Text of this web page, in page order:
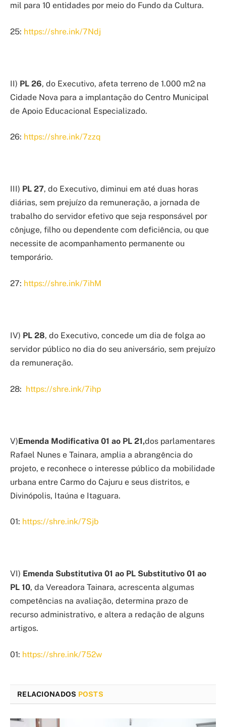
mil para 10 entidades por meio do Fundo da Cultura.
25: https://shre.ink/7Ndj
II) PL 26, do Executivo, afeta terreno de 1.000 m2 na
Cidade Nova para a implantação do Centro Municipal
de Apoio Educacional Especializado.
26: https://shre.ink/7zzq
III) PL 27, do Executivo, diminui em até duas horas
diárias, sem prejuízo da remuneração, a jornada de
trabalho do servidor efetivo que seja responsável por
cônjuge, filho ou dependente com deficiência, ou que
necessite de acompanhamento permanente ou
temporário.
27: https://shre.ink/7ihM
IV) PL 28, do Executivo, concede um dia de folga ao
servidor público no dia do seu aniversário, sem prejuízo
da remuneração.
28: https://shre.ink/7ihp
V)Emenda Modificativa 01 ao PL 21,dos parlamentares
Rafael Nunes e Tainara, amplia a abrangência do
projeto, e reconhece o interesse público da mobilidade
urbana entre Carmo do Cajuru e seus distritos, e
Divinópolis, Itaúna e Itaguara.
01: https://shre.ink/7Sjb
VI) Emenda Substitutiva 01 ao PL Substitutivo 01 ao
PL 10, da Vereadora Tainara, acrescenta algumas
competências na avaliação, determina prazo de
recurso administrativo, e altera a redação de alguns
artigos.
01: https://shre.ink/752w
RELACIONADOS POSTS